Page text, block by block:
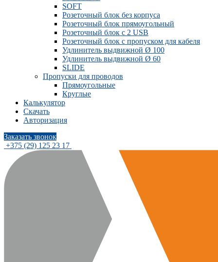
SOFT
Розеточный блок без корпуса
Розеточный блок прямоугольный
Розеточный блок с 2 USB
Розеточный блок с пропуском для кабеля
Удлинитель выдвижной Ø 100
Удлинитель выдвижной Ø 60
SLIDE
Пропуски для проводов
Прямоугольные
Круглые
Калькулятор
Скачать
Авторизация
Заказать звонок
+375 (29) 125 23 17